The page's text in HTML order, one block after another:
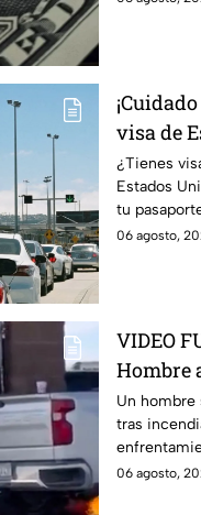
visa de
podría
error en
¿Tienes
Estados
tu
entrada,
06 agosto,
VIDEO
Hombre
tras
taser de
plena
Un hombre
tras
que usó un
06 agosto,